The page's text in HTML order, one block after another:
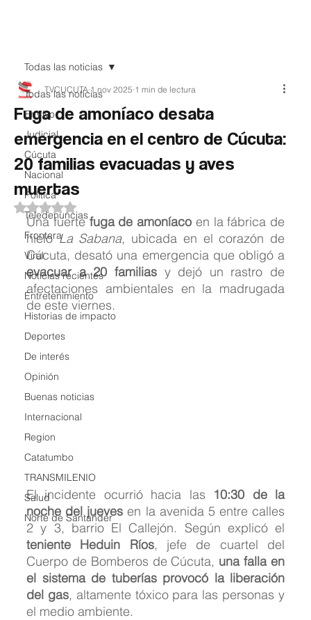
Todas las noticias
EnVivo
Judicial
Cúcuta
Nacional
Política
Teledenuncias
Frontera
Viral
Noticias recientes
Entretenimiento
Historias de impacto
Deportes
De interés
Opinión
Buenas noticias
Internacional
Region
Catatumbo
TRANSMILENIO
Salud
Norte de Santander
Todas las noticias
Fuga de amoníaco desata
emergencia en el centro de Cúcuta:
20 familias evacuadas y aves
muertas
TVCUCUTA 1 nov 2025 1 min de lectura
Obtuvo NaN de 5 estrellas.
Una fuerte fuga de amoníaco en la fábrica de
hielo La Sabana, ubicada en el corazón de
evacuar a 20 familias y dejó un rastro de
afectaciones ambientales en la madrugada
de este viernes.
El incidente ocurrió hacia las 10:30 de la
noche del jueves en la avenida 5 entre calles
teniente Heduin Ríos, jefe de cuartel del
Cuerpo de Bomberos de Cúcuta, una falla en
el sistema de tuberías provocó la liberación
del gas, altamente tóxico para las personas y
el medio ambiente.